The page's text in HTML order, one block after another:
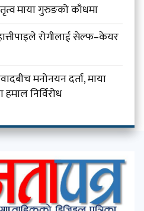
माया गुरुङको काँधमा
रोगीलाई सेल्फ–केयर
मनोनयन दर्ता, माया
निर्विरोध